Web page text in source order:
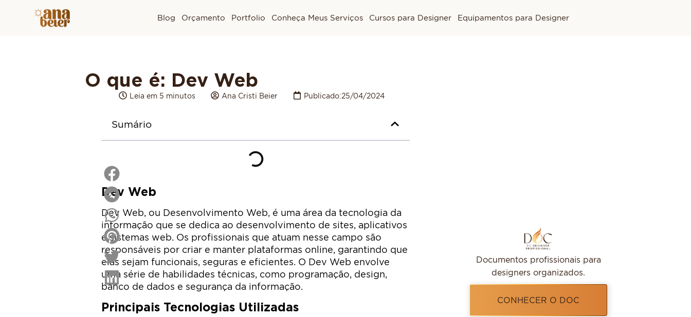
Blog Orçamento Portfolio Conheça Meus Serviços Cursos para Designer Equipamentos para Designer
O que é: Dev Web
Leia em 5 minutos Ana Cristi Beier Publicado:25/04/2024
Sumário
Dev Web
Dev Web, ou Desenvolvimento Web, é uma área da tecnologia da
informação que se dedica ao desenvolvimento de sites, aplicativos
e sistemas web. Os profissionais que atuam nesse campo são
responsáveis por criar e manter plataformas online, garantindo que
elas sejam funcionais, seguras e eficientes. O Dev Web envolve
uma série de habilidades técnicas, como programação, design,
banco de dados e segurança da informação.
Principais Tecnologias Utilizadas
Documentos profissionais para
designers organizados.
CONHECER O DOC